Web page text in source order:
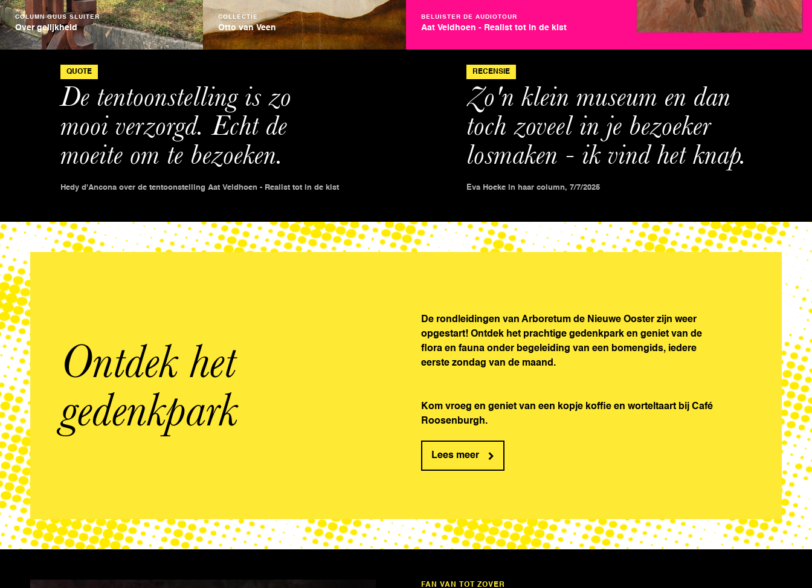
COLLECTIE
Otto van Veen
COLUMN GUUS SLUITER
Over gelijkheid
BELUISTER DE AUDIOTOUR
Aat Veldhoen - Realist tot in de kist
QUOTE
De tentoonstelling is zo
mooi verzorgd. Echt de
moeite om te bezoeken.
Hedy d'Ancona over de tentoonstelling Aat Veldhoen - Realist tot in de kist
RECENSIE
Zo'n klein museum en dan
toch zoveel in je bezoeker
losmaken - ik vind het knap.
Eva Hoeke in haar column, 7/7/2025
Ontdek het
gedenkpark
De rondleidingen van Arboretum de Nieuwe Ooster zijn weer
opgestart! Ontdek het prachtige gedenkpark en geniet van de
flora en fauna onder begeleiding van een bomengids, iedere
eerste zondag van de maand.
Kom vroeg en geniet van een kopje koffie en worteltaart bij Café
Roosenburgh.
Lees meer
FAN VAN TOT ZOVER